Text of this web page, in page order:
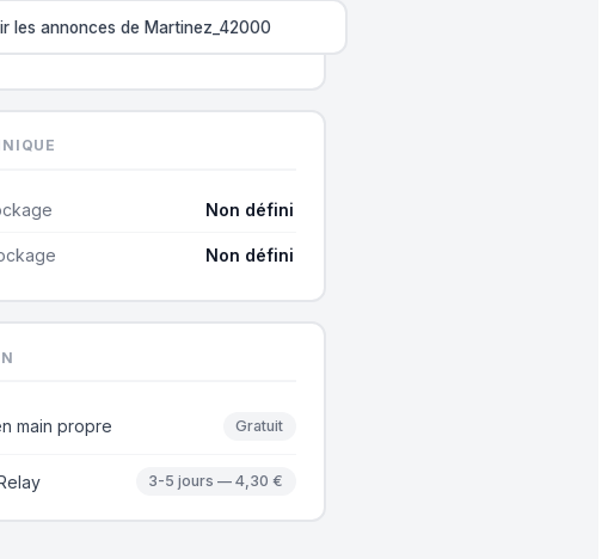
les annonces de Martinez_42000
Non défini
Non défini
main propre Gratuit
3-5 jours — 4,30 €